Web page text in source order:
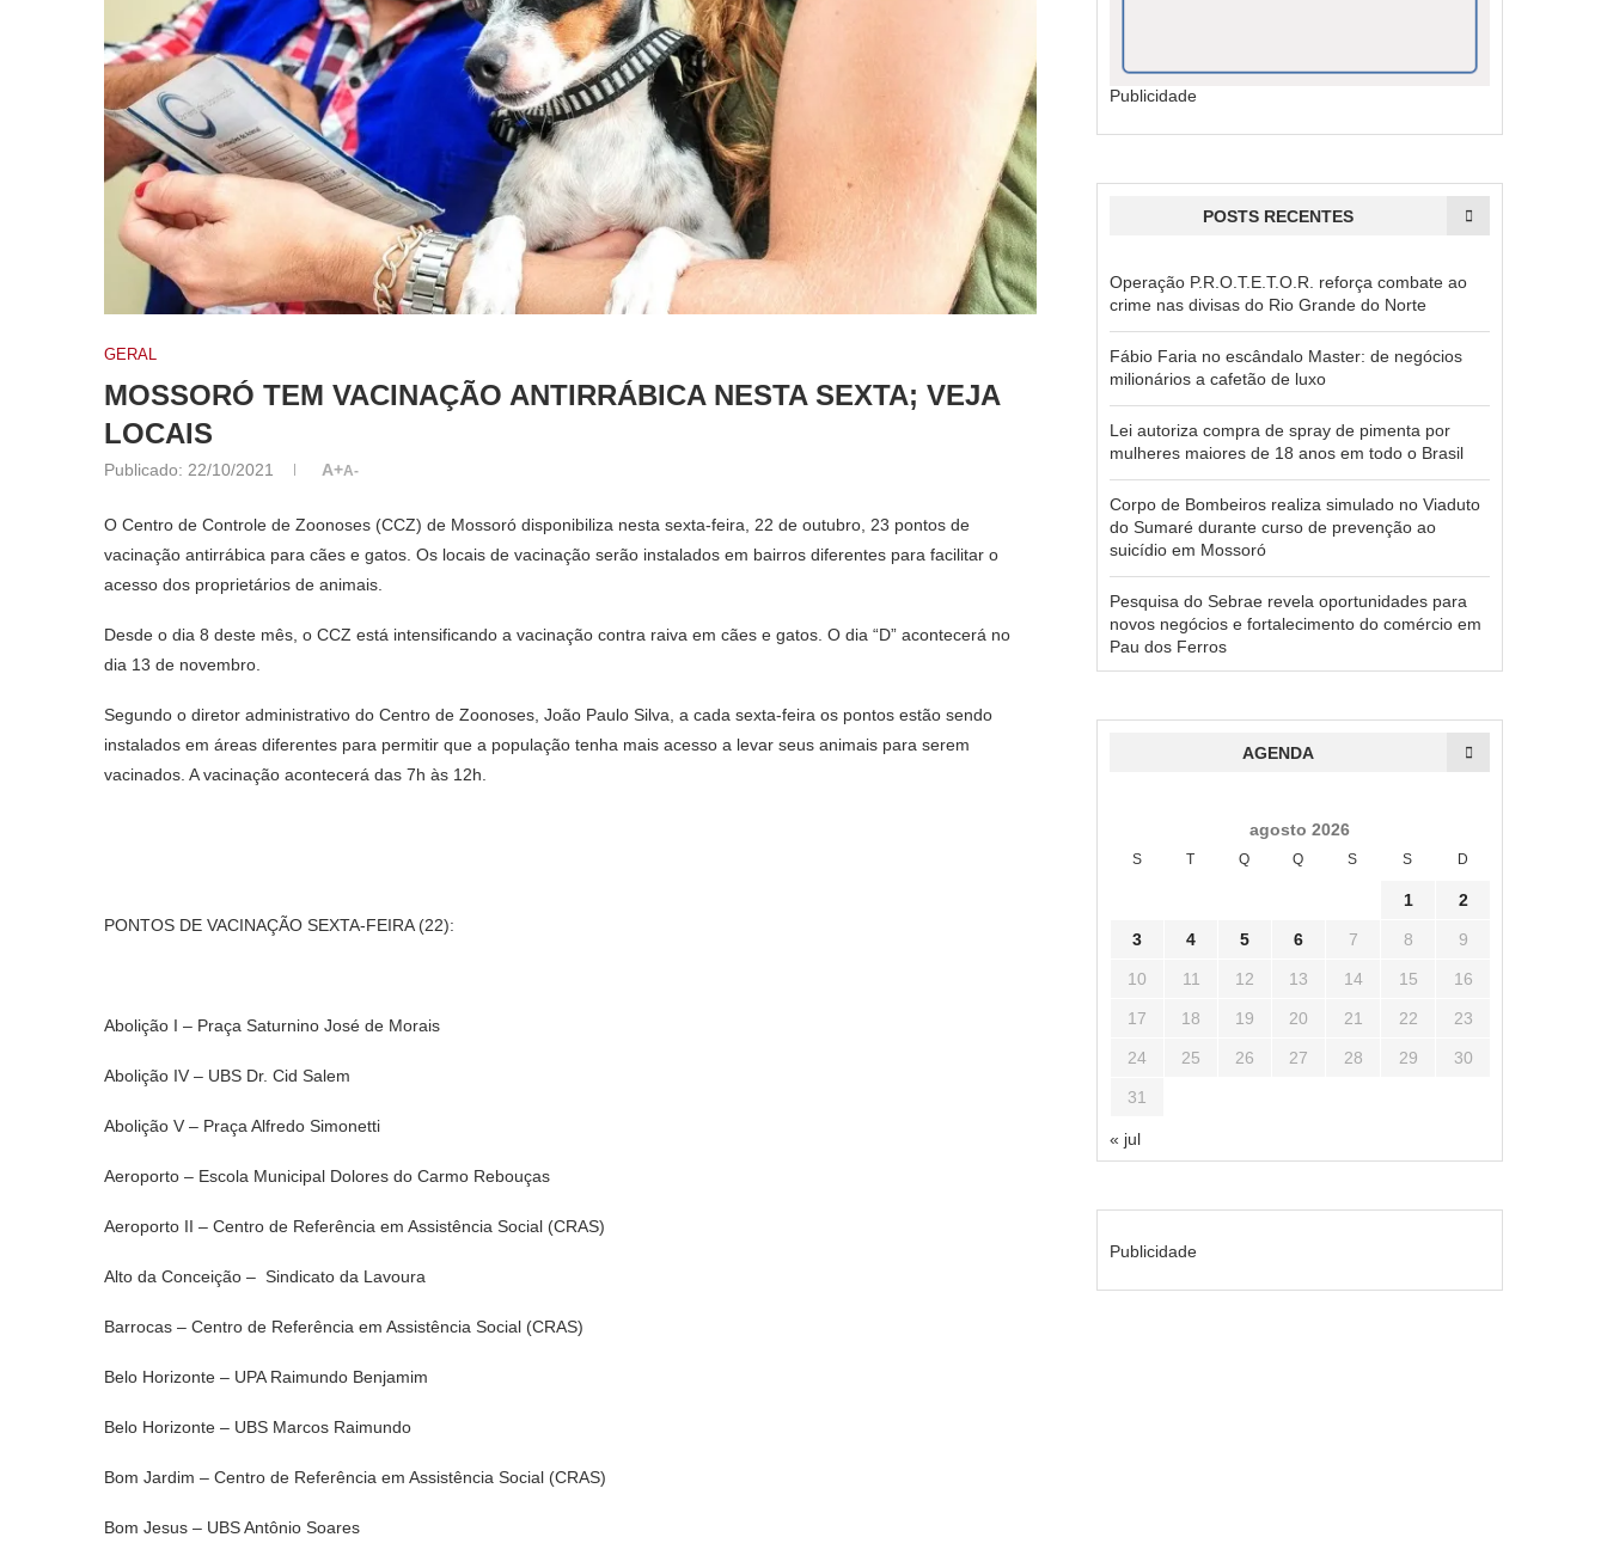
GERAL
MOSSORÓ TEM VACINAÇÃO ANTIRRÁBICA NESTA SEXTA; VEJA
LOCAIS
Publicado: 22/10/2021 A+A-
O Centro de Controle de Zoonoses (CCZ) de Mossoró disponibiliza nesta sexta-feira, 22 de outubro, 23 pontos de
vacinação antirrábica para cães e gatos. Os locais de vacinação serão instalados em bairros diferentes para facilitar o
acesso dos proprietários de animais.
Desde o dia 8 deste mês, o CCZ está intensificando a vacinação contra raiva em cães e gatos. O dia “D” acontecerá no
dia 13 de novembro.
Segundo o diretor administrativo do Centro de Zoonoses, João Paulo Silva, a cada sexta-feira os pontos estão sendo
instalados em áreas diferentes para permitir que a população tenha mais acesso a levar seus animais para serem
vacinados. A vacinação acontecerá das 7h às 12h.
PONTOS DE VACINAÇÃO SEXTA-FEIRA (22):
Abolição I – Praça Saturnino José de Morais
Abolição IV – UBS Dr. Cid Salem
Abolição V – Praça Alfredo Simonetti
Aeroporto – Escola Municipal Dolores do Carmo Rebouças
Aeroporto II – Centro de Referência em Assistência Social (CRAS)
Alto da Conceição – Sindicato da Lavoura
Barrocas – Centro de Referência em Assistência Social (CRAS)
Belo Horizonte – UPA Raimundo Benjamim
Belo Horizonte – UBS Marcos Raimundo
Bom Jardim – Centro de Referência em Assistência Social (CRAS)
Bom Jesus – UBS Antônio Soares
Publicidade
POSTS RECENTES
Operação P.R.O.T.E.T.O.R. reforça combate ao
crime nas divisas do Rio Grande do Norte
Fábio Faria no escândalo Master: de negócios
milionários a cafetão de luxo
Lei autoriza compra de spray de pimenta por
mulheres maiores de 18 anos em todo o Brasil
Corpo de Bombeiros realiza simulado no Viaduto
do Sumaré durante curso de prevenção ao
suicídio em Mossoró
Pesquisa do Sebrae revela oportunidades para
novos negócios e fortalecimento do comércio em
Pau dos Ferros
AGENDA
agosto 2026
S T Q Q S S D
1 2
3 4 5 6 7 8 9
10 11 12 13 14 15 16
17 18 19 20 21 22 23
24 25 26 27 28 29 30
31
« jul
Publicidade